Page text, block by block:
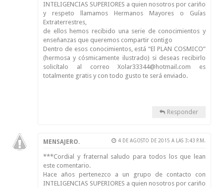
INTELIGENCIAS SUPERIORES a quien nosotros por cariño
y respeto llamamos Hermanos Mayores o Guías
Extraterrestres,
de ellos hemos recibido una serie de conocimientos y
enseñanzas que queremos compartir contigo
Dentro de esos conocimientos, está “El PLAN COSMICO”
(hermosa y cósmicamente ilustrado) si deseas recibirlo
solicítalo al correo Xolar33344@hotmail.com es
totalmente gratis y con todo gusto te será enviado.
Responder
MENSAJERO. 4 DE AGOSTO DE 2015 A LAS 3:43 P.M.
***Cordial y fraternal saludo para todos los que lean
este comentario.
Hace años pertenezco a un grupo de contacto con
INTELIGENCIAS SUPERIORES a quien nosotros por cariño